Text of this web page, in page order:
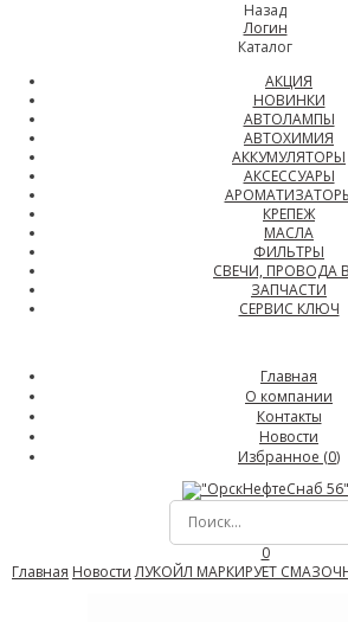
Назад
Логин
Каталог
АКЦИЯ
НОВИНКИ
АВТОЛАМПЫ
АВТОХИМИЯ
АККУМУЛЯТОРЫ
АКСЕССУАРЫ
КРЕПЕЖ
МАСЛА
ФИЛЬТРЫ
СВЕЧИ, ПРОВОДА
ЗАПЧАСТИ
СЕРВИС КЛЮЧ
Главная
О компании
Контакты
Новости
Избранное (0)
0
Главная Новости ЛУКОЙЛ МАРКИРУЕТ